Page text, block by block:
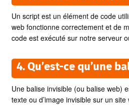
Un script est un élément de code
web fonctionne correctement et de
code est exécuté sur notre serveur
4. Qu’est-ce qu’une
Une balise invisible (ou balise web)
texte ou d’image invisible sur un